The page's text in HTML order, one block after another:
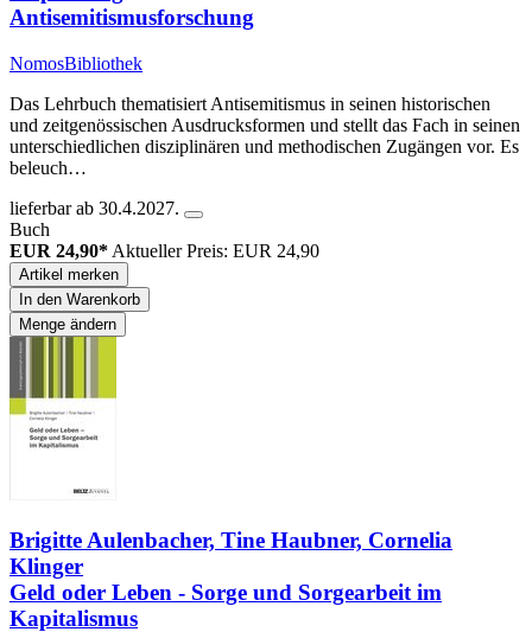
Antisemitismusforschung
NomosBibliothek
Das Lehrbuch thematisiert Antisemitismus in seinen historischen
und zeitgenössischen Ausdrucksformen und stellt das Fach in seinen
unterschiedlichen disziplinären und methodischen Zugängen vor. Es
beleuch…
lieferbar ab 30.4.2027.
Buch
EUR 24,90* Aktueller Preis: EUR 24,90
Artikel merken
In den Warenkorb
Menge ändern
Brigitte Aulenbacher, Tine Haubner, Cornelia
Klinger
Geld oder Leben - Sorge und Sorgearbeit im
Kapitalismus